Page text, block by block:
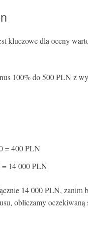
kluczowe dla oceny
100% do 500 PLN z
= 400 PLN
14 000 PLN
14 000 PLN, zanim
obliczamy oczekiwaną